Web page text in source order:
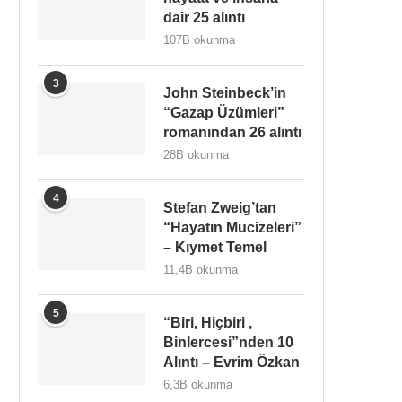
dair 25 alıntı
107B okunma
3
John Steinbeck’in
“Gazap Üzümleri”
romanından 26 alıntı
28B okunma
4
Stefan Zweig’tan
“Hayatın Mucizeleri”
– Kıymet Temel
11,4B okunma
5
“Biri, Hiçbiri ,
Binlercesi”nden 10
Alıntı – Evrim Özkan
6,3B okunma